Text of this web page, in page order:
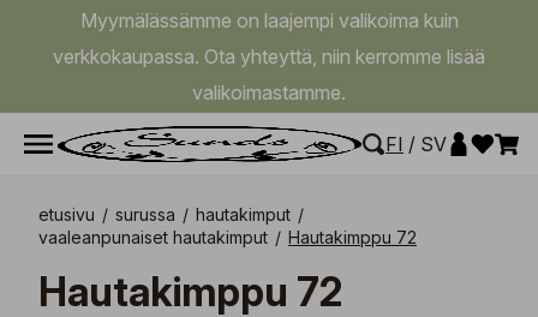
Myymälässämme on laajempi valikoima kuin
verkkokaupassa. Ota yhteyttä, niin kerromme lisää
valikoimastamme.
FI / SV
etusivu / surussa / hautakimput /
vaaleanpunaiset hautakimput / Hautakimppu 72
Hautakimppu 72